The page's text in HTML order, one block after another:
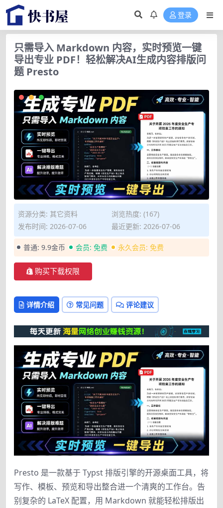
登录
只需导入 Markdown 内容，实时预览一键
导出专业 PDF！轻松解决AI生成内容排版问
题 Presto
资源分类: 其它资料
浏览热度: (167)
发布时间: 2026-07-06
最近更新: 2026-07-06
普通: 9.9金币 会员: 免费 永久会员: 免费
购买下载权限
详情介绍 常见问题 评论建议
Presto 是一款基于 Typst 排版引擎的开源桌面工具，将
写作、模板、预览和导出整合进一个清爽的工作台。告
别复杂的 LaTeX 配置，用 Markdown 就能轻松排版出